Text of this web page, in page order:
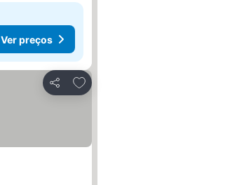
Ver preços
Partilhar
Adicionar aos favoritos